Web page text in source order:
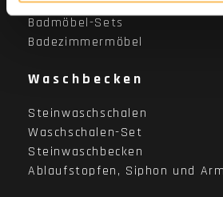
Badmöbel-Sets
Badezimmermöbel
Waschbecken
Steinwaschschalen
Waschschalen-Set
Steinwaschbecken
Ablaufstopfen, Siphon und